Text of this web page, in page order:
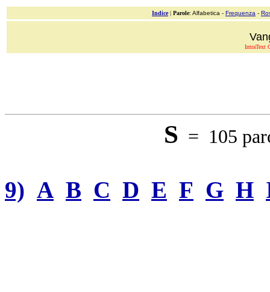
Indice| Parole: Alfabetica - Frequenza -
IntraText
S = 105
9) A B C D E F G H